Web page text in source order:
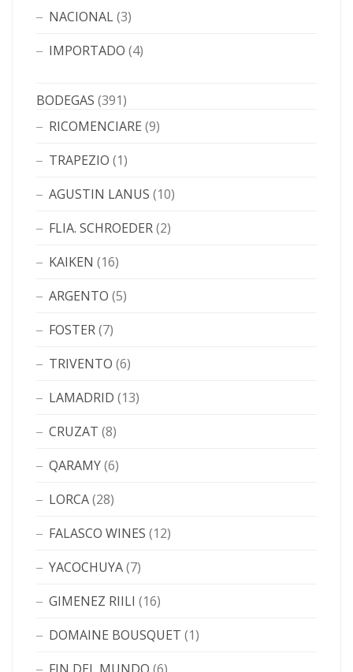
NACIONAL(3)
IMPORTADO (4)
BODEGAS (391)
RICOMENCIARE (9)
TRAPEZIO (1)
AGUSTIN LANUS (10)
FLIA. SCHROEDER(2)
KAIKEN (16)
ARGENTO (5)
FOSTER(7)
TRIVENTO (6)
LAMADRID (13)
CRUZAT (8)
QARAMY(6)
LORCA(28)
FALASCO WINES (12)
YACOCHUYA(7)
GIMENEZ RIILI (16)
DOMAINE BOUSQUET (1)